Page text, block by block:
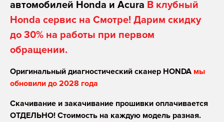
автомобилей Honda и Acura В клубный
Honda сервис на Смотре! Дарим скидку
до 30% на работы при первом
обращении.
Оригинальный диагностический сканер HONDA мы
обновили до 2028 года
Скачивание и закачивание прошивки оплачивается
ОТДЕЛЬНО! Стоимость на каждую модель разная.